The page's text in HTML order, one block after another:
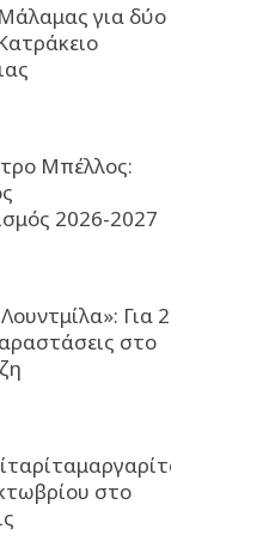
για δύο
Μπέλλος:
2026-2027
Για 2
στο
στο